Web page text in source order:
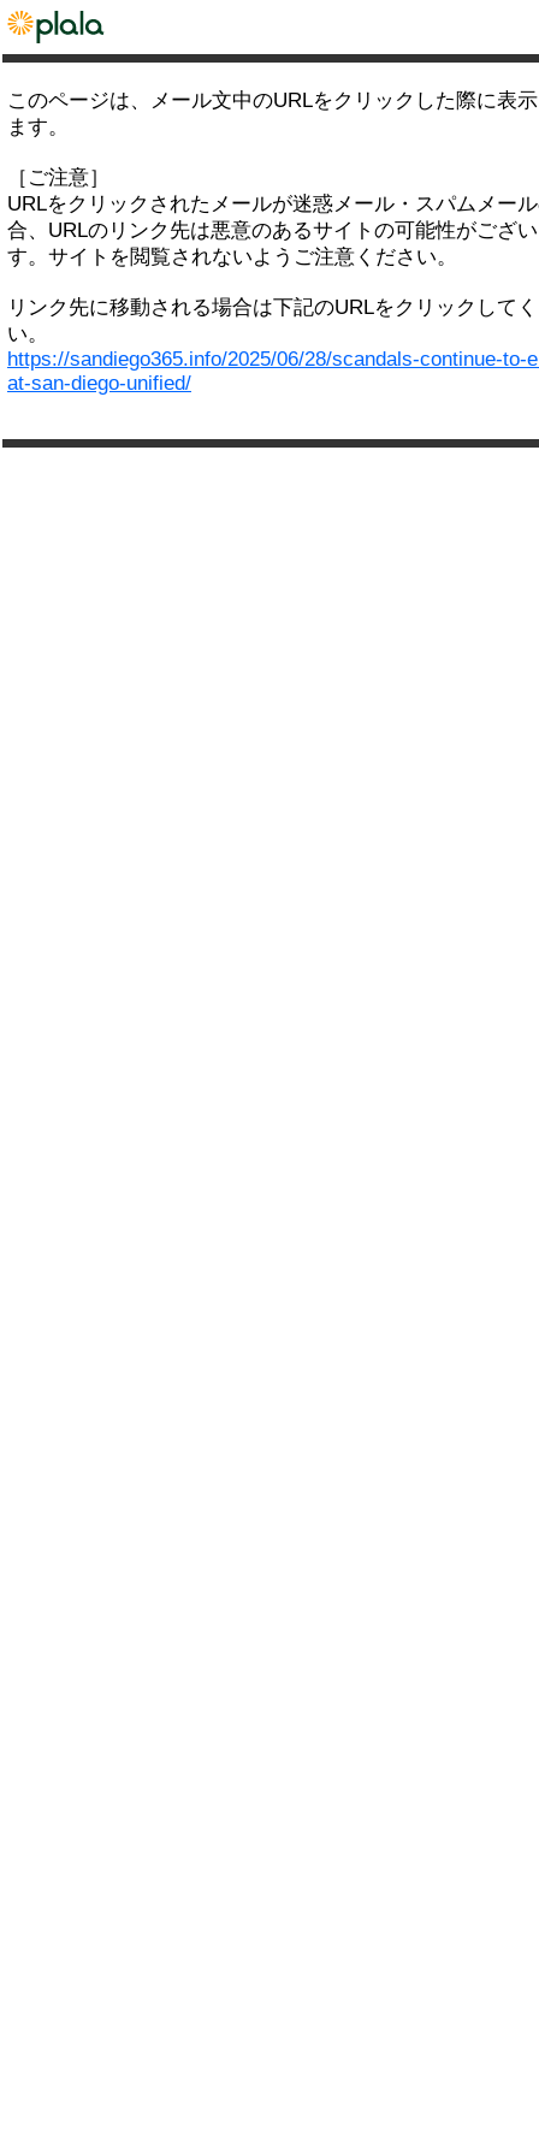
このページは、メール文中のURLをクリックした際に表
ます。
［ご注意］
URLをクリックされたメールが迷惑メール・スパムメー
合、URLのリンク先は悪意のあるサイトの可能性がござ
す。サイトを閲覧されないようご注意ください。
リンク先に移動される場合は下記のURLをクリックして
い。
https://sandiego365.info/2025/06/28/scandals-continue-to-
at-san-diego-unified/